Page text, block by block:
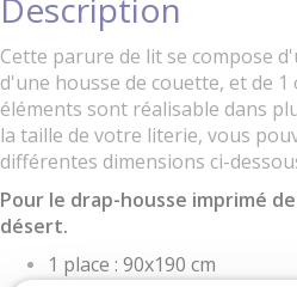
Cette parure de lit se compose
d'une housse de couette, et de
éléments sont réalisable dans
la taille de votre literie, vous
différentes dimensions ci-
Pour le drap-housse imprimé
désert.
1 place : 90x190 cm